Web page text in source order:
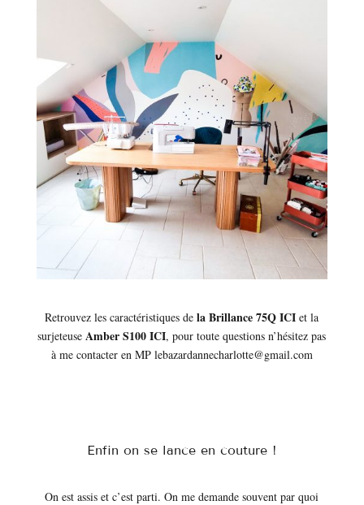
Retrouvez les caractéristiques dela Brillance 75Q ICI et la
surjeteuse Amber S100 ICI, pour toute questions n’hésitez pas
à me contacter en MP lebazardannecharlotte@gmail.com
Enfin on se lance en couture !
On est assis et c’est parti. On me demande souvent par quoi